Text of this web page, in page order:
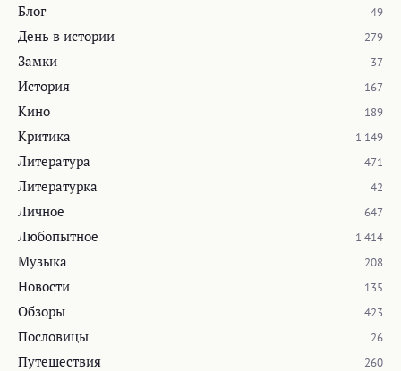
Блог 49
День в истории 279
Замки 37
История 167
Кино 189
Критика 1 149
Литература 471
Литературка 42
Личное 647
Любопытное 1 414
Музыка 208
Новости 135
Обзоры 423
Пословицы 26
Путешествия 260